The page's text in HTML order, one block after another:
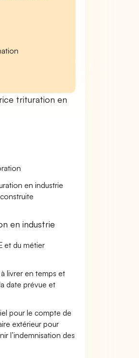
trituration en
en industrie
en industrie
et du métier
livrer en temps et
date prévue et
pour le compte de
extérieur pour
l’indemnisation des